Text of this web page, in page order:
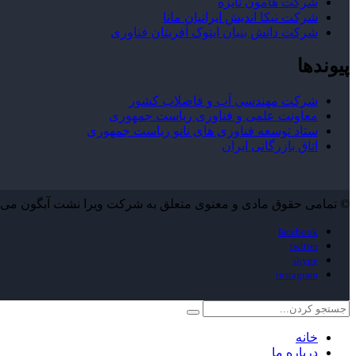
شرکت نیکا اندیش ایرانیان مانا
شرکت دانش بنیان ایتوک آفرینان فناوری
پیوندها
شرکت مهندسی آب و فاضلاب کشور
معاونت علمی و فناوری ریاست جمهوری
ستاد توسعه فناوری های نانو ریاست جمهوری
اتاق بازرگانی ایران
© تمامی حقوق مادی و معنوی متعلق به شرکت ویرا نشت آبگون
facebook
twitter
skype
instagram
خانه
درباره ما